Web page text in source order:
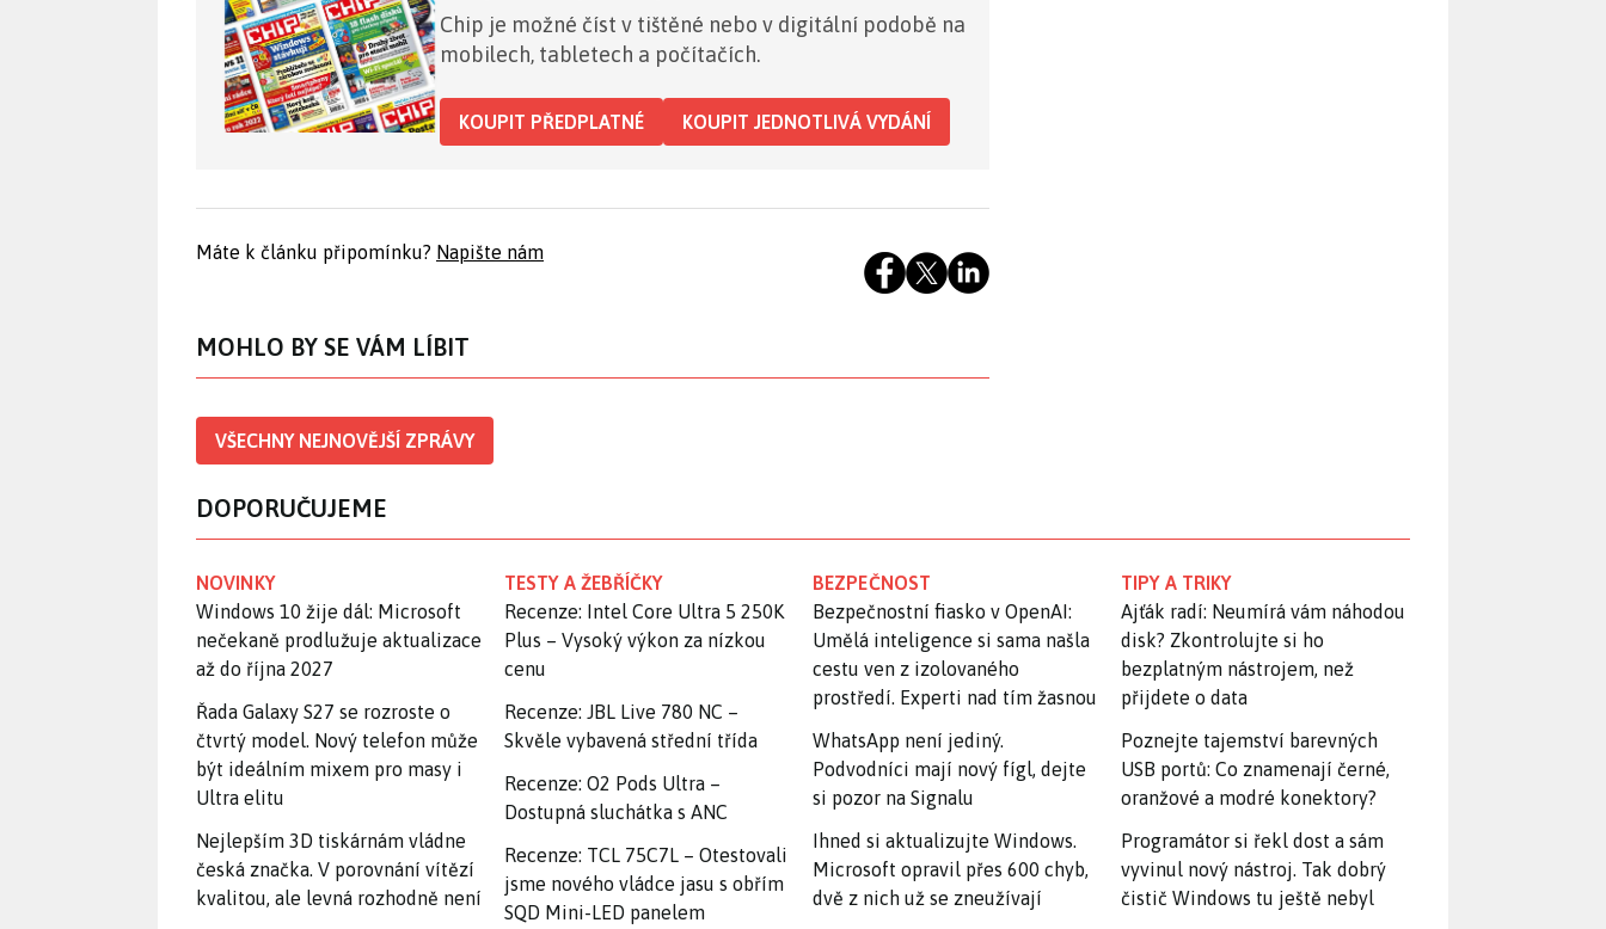
Chip je možné číst v tištěné nebo v digitální podobě na
mobilech, tabletech a počítačích.
KOUPIT PŘEDPLATNÉ KOUPIT JEDNOTLIVÁ VYDÁNÍ
Máte k článku připomínku? Napište nám
MOHLO BY SE VÁM LÍBIT
VŠECHNY NEJNOVĚJŠÍ ZPRÁVY
DOPORUČUJEME
NOVINKY
Windows 10 žije dál: Microsoft
nečekaně prodlužuje aktualizace
až do října 2027
Řada Galaxy S27 se rozroste o
čtvrtý model. Nový telefon může
být ideálním mixem pro masy i
Ultra elitu
Nejlepším 3D tiskárnám vládne
česká značka. V porovnání vítězí
kvalitou, ale levná rozhodně není
TESTY A ŽEBŘÍČKY
Recenze: Intel Core Ultra 5 250K
Plus – Vysoký výkon za nízkou
cenu
Recenze: JBL Live 780 NC –
Skvěle vybavená střední třída
Recenze: O2 Pods Ultra –
Dostupná sluchátka s ANC
Recenze: TCL 75C7L – Otestovali
jsme nového vládce jasu s obřím
SQD Mini-LED panelem
BEZPEČNOST
Bezpečnostní fiasko v OpenAI:
Umělá inteligence si sama našla
cestu ven z izolovaného
prostředí. Experti nad tím žasnou
WhatsApp není jediný.
Podvodníci mají nový fígl, dejte
si pozor na Signalu
Ihned si aktualizujte Windows.
Microsoft opravil přes 600 chyb,
dvě z nich už se zneužívají
TIPY A TRIKY
Ajťák radí: Neumírá vám náhodou
disk? Zkontrolujte si ho
bezplatným nástrojem, než
přijdete o data
Poznejte tajemství barevných
USB portů: Co znamenají černé,
oranžové a modré konektory?
Programátor si řekl dost a sám
vyvinul nový nástroj. Tak dobrý
čistič Windows tu ještě nebyl